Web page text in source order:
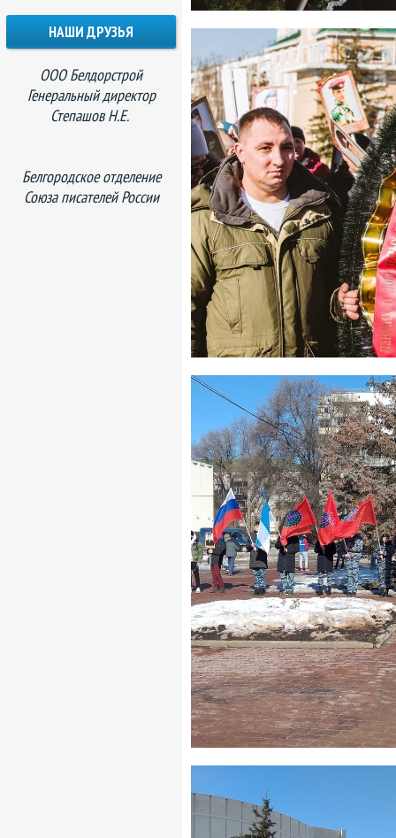
НАШИ ДРУЗЬЯ
ООО Белдорстрой
Генеральный директор
Степашов Н.Е.
Белгородское отделение
Союза писателей России